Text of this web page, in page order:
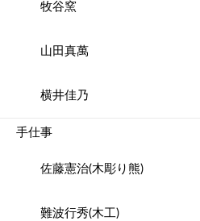
牧谷窯
山田真萬
横井佳乃
手仕事
佐藤憲治(木彫り熊)
難波行秀(木工)